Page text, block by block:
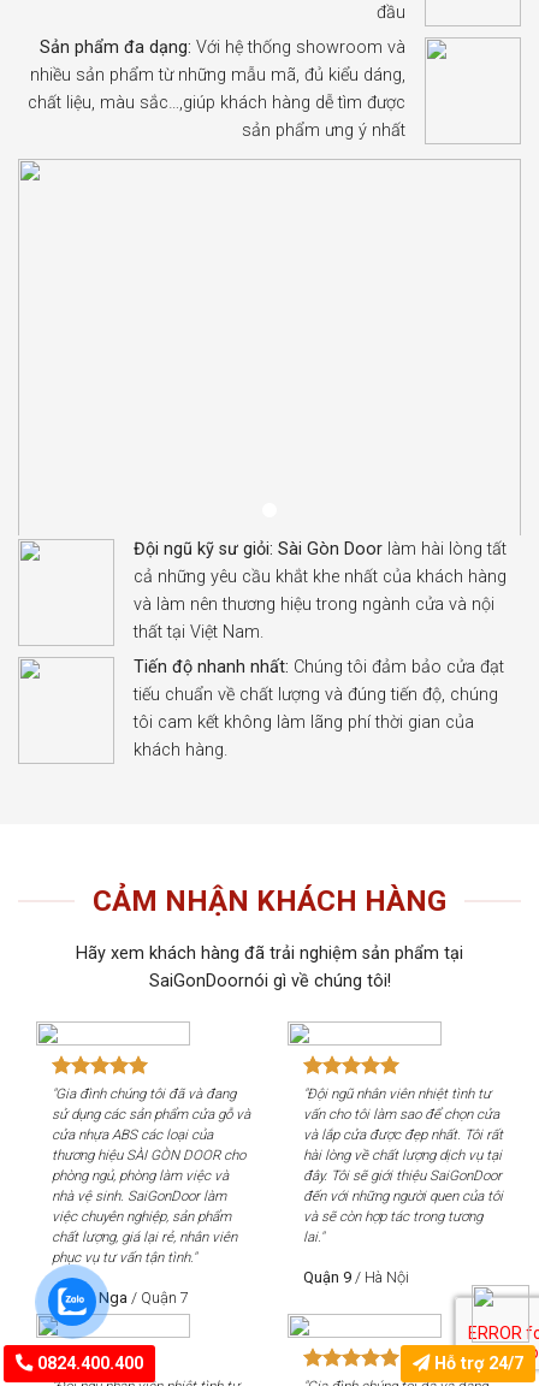
đầu
Sản phẩm đa dạng: Với hệ thống showroom và
nhiều sản phẩm từ những mẫu mã, đủ kiểu dáng,
chất liệu, màu sắc…,giúp khách hàng dễ tìm được
sản phẩm ưng ý nhất
Đội ngũ kỹ sư giỏi: Sài Gòn Door làm hài lòng tất
cả những yêu cầu khắt khe nhất của khách hàng
và làm nên thương hiệu trong ngành cửa và nội
thất tại Việt Nam.
Tiến độ nhanh nhất: Chúng tôi đảm bảo cửa đạt
tiếu chuẩn về chất lượng và đúng tiến độ, chúng
tôi cam kết không làm lãng phí thời gian của
khách hàng.
CẢM NHẬN KHÁCH HÀNG
Hãy xem khách hàng đã trải nghiệm sản phẩm tại
SaiGonDoornói gì về chúng tôi!
"Gia đình chúng tôi đã và đang
sử dụng các sản phẩm cửa gỗ và
cửa nhựa ABS các loại của
thương hiệu SÀI GÒN DOOR cho
phòng ngủ, phòng làm việc và
nhà vệ sinh. SaiGonDoor làm
việc chuyên nghiệp, sản phẩm
chất lượng, giá lại rẻ, nhân viên
phục vụ tư vấn tận tình."
Quỳnh Nga /Quận 7
"Đội ngũ nhân viên nhiệt tình tư
vấn cho tôi làm sao để chọn cửa
và lắp cửa được đẹp nhất. Tôi rất
hài lòng về chất lượng dịch vụ tại
đây. Tôi sẽ giới thiệu SaiGonDoor
đến với những người quen của tôi
và sẽ còn hợp tác trong tương
lai."
Quận 9 /Hà Nội
0824.400.400 Hỗ trợ 24/7